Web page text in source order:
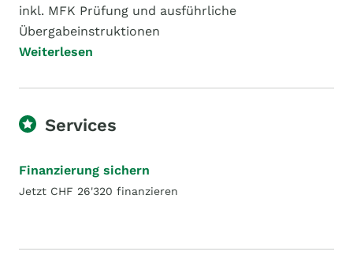
inkl. MFK Prüfung und ausführliche
Übergabeinstruktionen
Weiterlesen
Services
Finanzierung sichern
Jetzt CHF 26'320 finanzieren